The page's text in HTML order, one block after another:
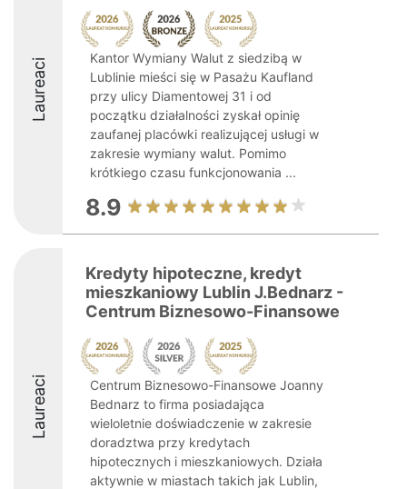
Laureaci
Kantor Wymiany Walut z siedzibą w
Lublinie mieści się w Pasażu Kaufland
przy ulicy Diamentowej 31 i od
początku działalności zyskał opinię
zaufanej placówki realizującej usługi w
zakresie wymiany walut. Pomimo
krótkiego czasu funkcjonowania ...
8.9
Laureaci
Kredyty hipoteczne, kredyt
mieszkaniowy Lublin J.Bednarz -
Centrum Biznesowo-Finansowe
Centrum Biznesowo-Finansowe Joanny
Bednarz to firma posiadająca
wieloletnie doświadczenie w zakresie
doradztwa przy kredytach
hipotecznych i mieszkaniowych. Działa
aktywnie w miastach takich jak Lublin,